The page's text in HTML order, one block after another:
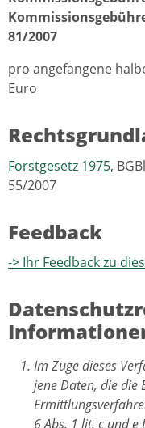
81/2007
pro angefangene
Euro
Forstgesetz 1975,
55/2007
Feedback
-> Ihr Feedback zu
Im Zuge dieses
jene Daten, die die
6 Abs. 1 lit. c und